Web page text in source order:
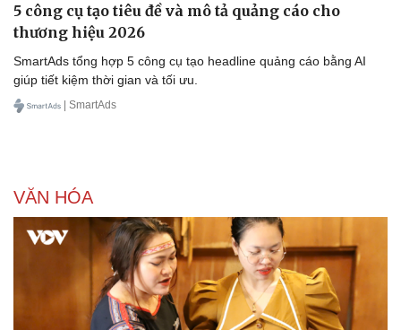
5 công cụ tạo tiêu đề và mô tả quảng cáo cho
thương hiệu 2026
SmartAds tổng hợp 5 công cụ tạo headline quảng cáo bằng AI
giúp tiết kiệm thời gian và tối ưu.
| SmartAds
VĂN HÓA